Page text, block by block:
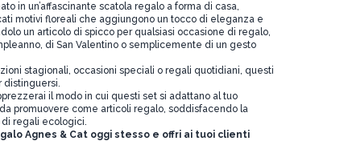
in un’affascinante scatola regalo a forma di casa,
motivi floreali che aggiungono un tocco di eleganza e
un articolo di spicco per qualsiasi occasione di regalo,
di San Valentino o semplicemente di un gesto
stagionali, occasioni speciali o regali quotidiani, questi
distinguersi.
il modo in cui questi set si adattano al tuo
promuovere come articoli regalo, soddisfacendo la
regali ecologici.
Agnes & Cat oggi stesso e offri ai tuoi clienti